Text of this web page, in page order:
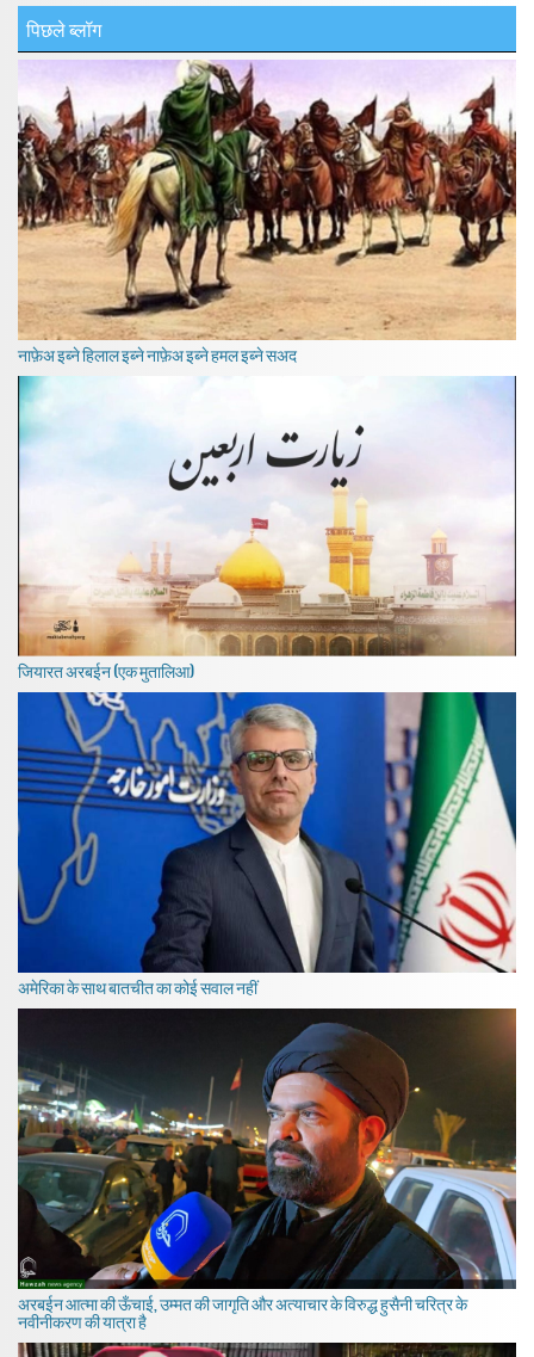
पिछले ब्लॉग
नाफ़ेअ इब्ने हिलाल इब्ने नाफ़ेअ इब्ने हमल इब्ने सअद
जियारत अरबईन (एक मुतालिआ)
अमेरिका के साथ बातचीत का कोई सवाल नहीं
अरबईन आत्मा की ऊँचाई, उम्मत की जागृति और अत्याचार के विरुद्ध हुसैनी चरित्र के
नवीनीकरण की यात्रा है